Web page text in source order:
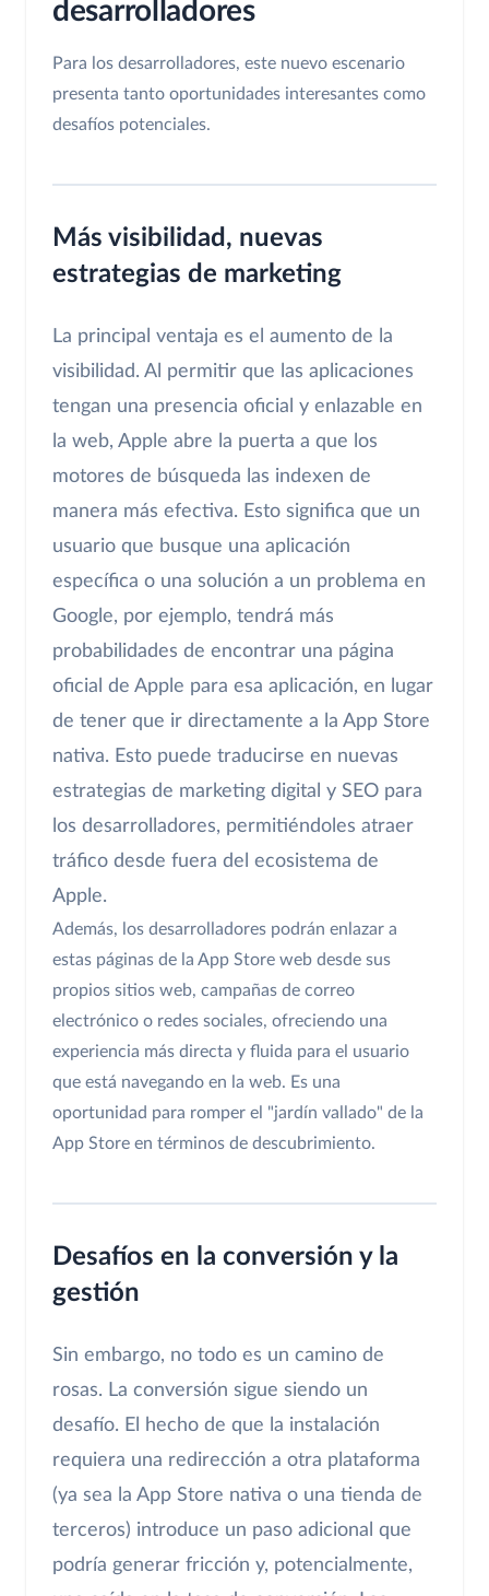
desarrolladores
Para los desarrolladores, este nuevo escenario
presenta tanto oportunidades interesantes como
desafíos potenciales.
Más visibilidad, nuevas
estrategias de marketing
La principal ventaja es el aumento de la
visibilidad. Al permitir que las aplicaciones
tengan una presencia oficial y enlazable en
la web, Apple abre la puerta a que los
motores de búsqueda las indexen de
manera más efectiva. Esto significa que un
usuario que busque una aplicación
específica o una solución a un problema en
Google, por ejemplo, tendrá más
probabilidades de encontrar una página
oficial de Apple para esa aplicación, en lugar
de tener que ir directamente a la App Store
nativa. Esto puede traducirse en nuevas
estrategias de marketing digital y SEO para
los desarrolladores, permitiéndoles atraer
tráfico desde fuera del ecosistema de
Apple.
Además, los desarrolladores podrán enlazar a
estas páginas de la App Store web desde sus
propios sitios web, campañas de correo
electrónico o redes sociales, ofreciendo una
experiencia más directa y fluida para el usuario
que está navegando en la web. Es una
oportunidad para romper el "jardín vallado" de la
App Store en términos de descubrimiento.
Desafíos en la conversión y la
gestión
Sin embargo, no todo es un camino de
rosas. La conversión sigue siendo un
desafío. El hecho de que la instalación
requiera una redirección a otra plataforma
(ya sea la App Store nativa o una tienda de
terceros) introduce un paso adicional que
podría generar fricción y, potencialmente,